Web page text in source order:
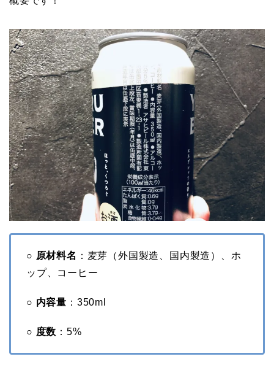
○ 原材料名 ：麦芽（外国製造、国内製造）、ホ
ップ、コーヒー
○ 内容量 ：350ml
○ 度数 ：5%